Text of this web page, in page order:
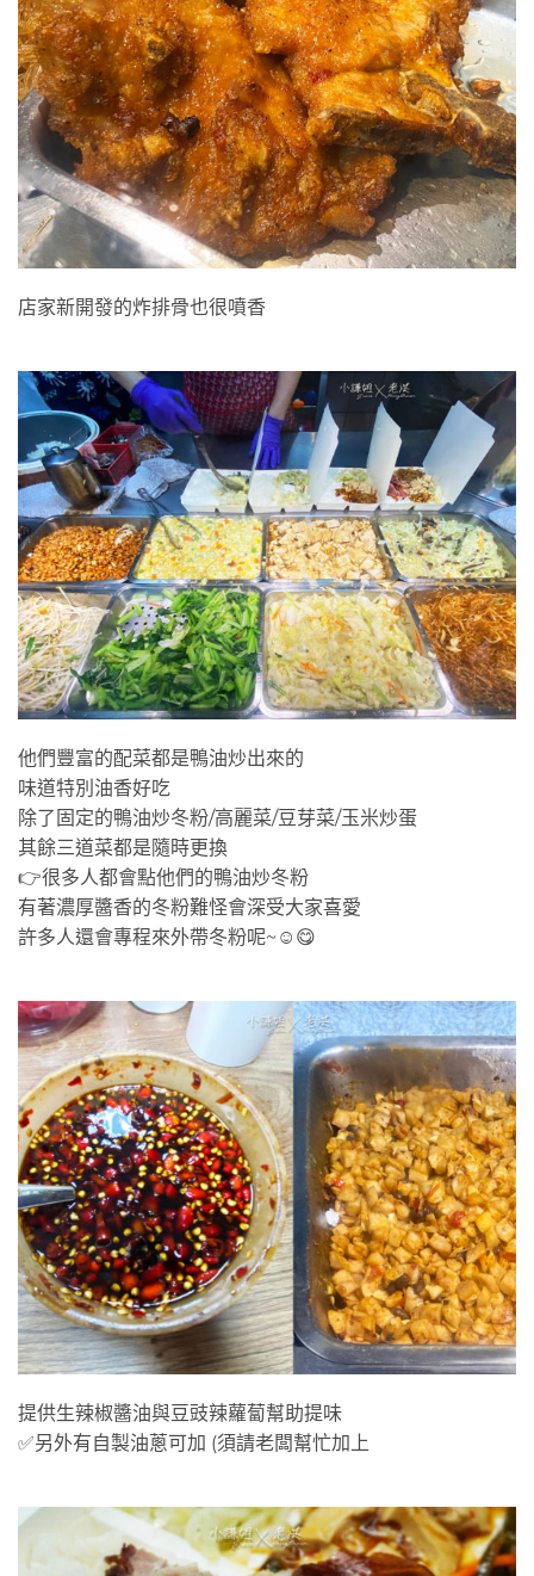
店家新開發的炸排骨也很噴香
他們豐富的配菜都是鴨油炒出來的
味道特別油香好吃
除了固定的鴨油炒冬粉/高麗菜/豆芽菜/玉米炒蛋
其餘三道菜都是隨時更換
👉很多人都會點他們的鴨油炒冬粉
有著濃厚醬香的冬粉難怪會深受大家喜愛
許多人還會專程來外帶冬粉呢~☺️😋
提供生辣椒醬油與豆豉辣蘿蔔幫助提味
✅另外有自製油蔥可加 (須請老闆幫忙加上